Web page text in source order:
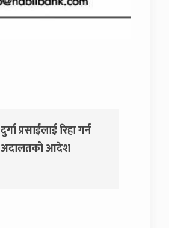
एमाले र नेकपाबीच प्रदेश
सरकारमा सहकार्य गर्ने